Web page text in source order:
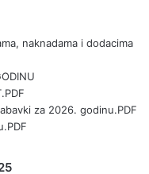
naknadama i dodacima
za 2026. godinu.PDF